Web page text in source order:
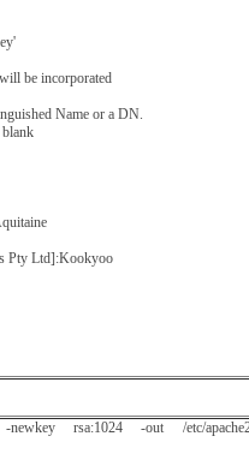
be incorporated
Name or a DN.
blank
Pty Ltd]:Kookyoo
rsa:1024 -out /etc/apache2/